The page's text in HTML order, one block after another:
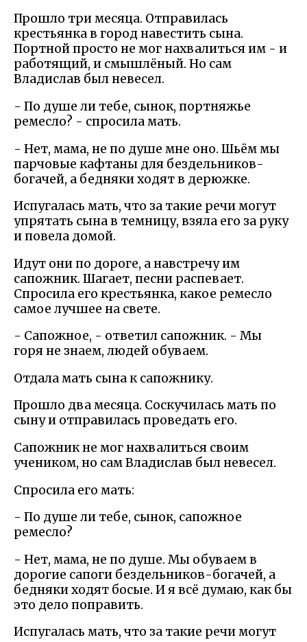
Прошло три месяца. Отправилась
крестьянка в город навестить сына.
Портной просто не мог нахвалиться им - и
работящий, и смышлёный. Но сам
Владислав был невесел.
- По душе ли тебе, сынок, портняжье
ремесло? - спросила мать.
- Нет, мама, не по душе мне оно. Шьём мы
парчовые кафтаны для бездельников-
богачей, а бедняки ходят в дерюжке.
Испугалась мать, что за такие речи могут
упрятать сына в темницу, взяла его за руку
и повела домой.
Идут они по дороге, а навстречу им
сапожник. Шагает, песни распевает.
Спросила его крестьянка, какое ремесло
самое лучшее на свете.
- Сапожное, - ответил сапожник. - Мы
горя не знаем, людей обуваем.
Отдала мать сына к сапожнику.
Прошло два месяца. Соскучилась мать по
сыну и отправилась проведать его.
Сапожник не мог нахвалиться своим
учеником, но сам Владислав был невесел.
Спросила его мать:
- По душе ли тебе, сынок, сапожное
ремесло?
- Нет, мама, не по душе. Мы обуваем в
дорогие сапоги бездельников-богачей, а
бедняки ходят босые. И я всё думаю, как бы
это дело поправить.
Испугалась мать, что за такие речи могут